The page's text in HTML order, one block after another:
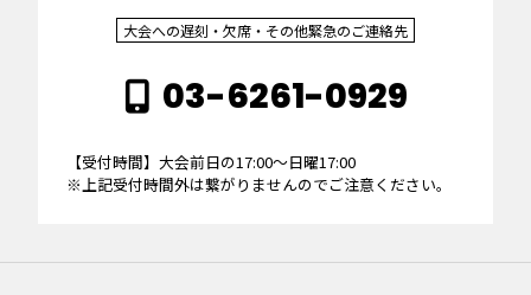
大会への遅刻・欠席・その他緊急のご連絡先
03-6261-0929
【受付時間】大会前日の17:00～日曜17:00
※上記受付時間外は繋がりませんのでご注意ください。